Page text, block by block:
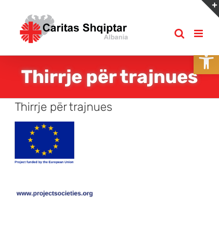
content
Thirrje për trajnues
Thirrje për trajnues